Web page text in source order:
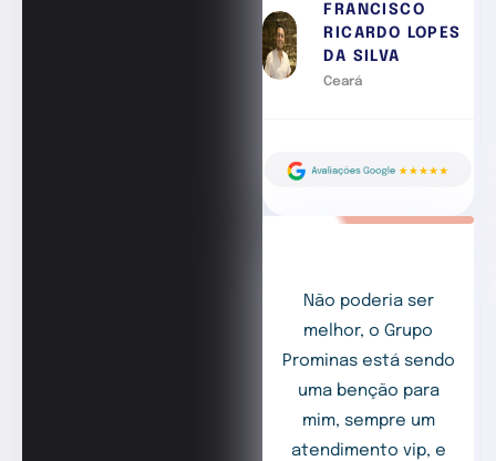
FRANCISCO
RICARDO LOPES
DA SILVA
Ceará
Não poderia ser
melhor, o Grupo
Prominas está sendo
uma benção para
mim, sempre um
atendimento vip, e